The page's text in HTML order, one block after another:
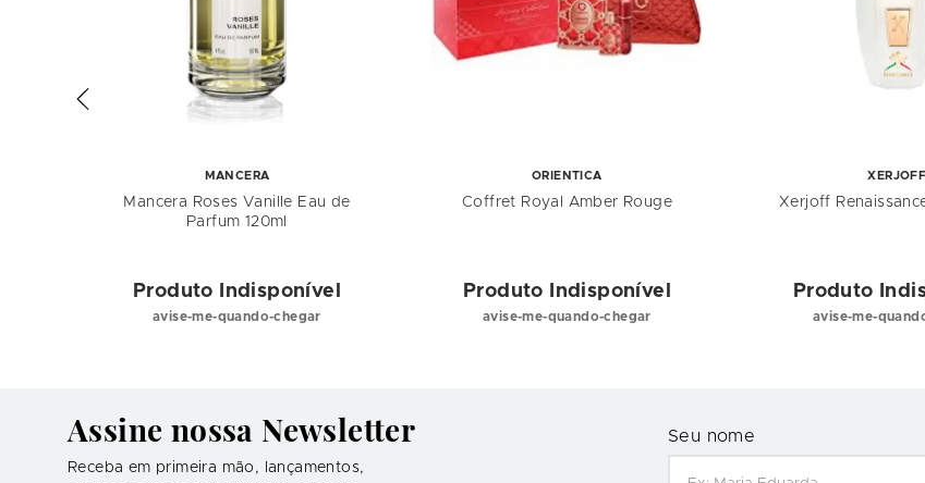
MANCERA
Mancera Roses Vanille Eau de
Parfum 120ml
Produto Indisponível
avise-me-quando-chegar
ORIENTICA
Coffret Royal Amber Rouge
Produto Indisponível
avise-me-quando-chegar
XERJOFF
Xerjoff
Produto
avise-me-
Assine nossa Newsletter
Receba em primeira mão, lançamentos,
Seu nome